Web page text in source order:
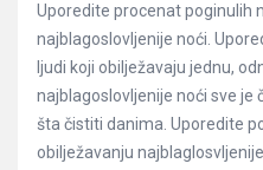
Uporedite procenat poginulih
najblagoslovljenije noći.
ljudi koji obilježavaju jednu,
najblagoslovljenije noći sve je
šta čistiti danima. Uporedite
obilježavanju